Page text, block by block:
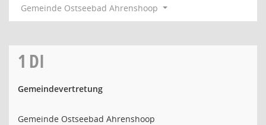
Gemeinde Ostseebad Ahrenshoop
1 DI
Gemeindevertretung
Gemeinde Ostseebad Ahrenshoop